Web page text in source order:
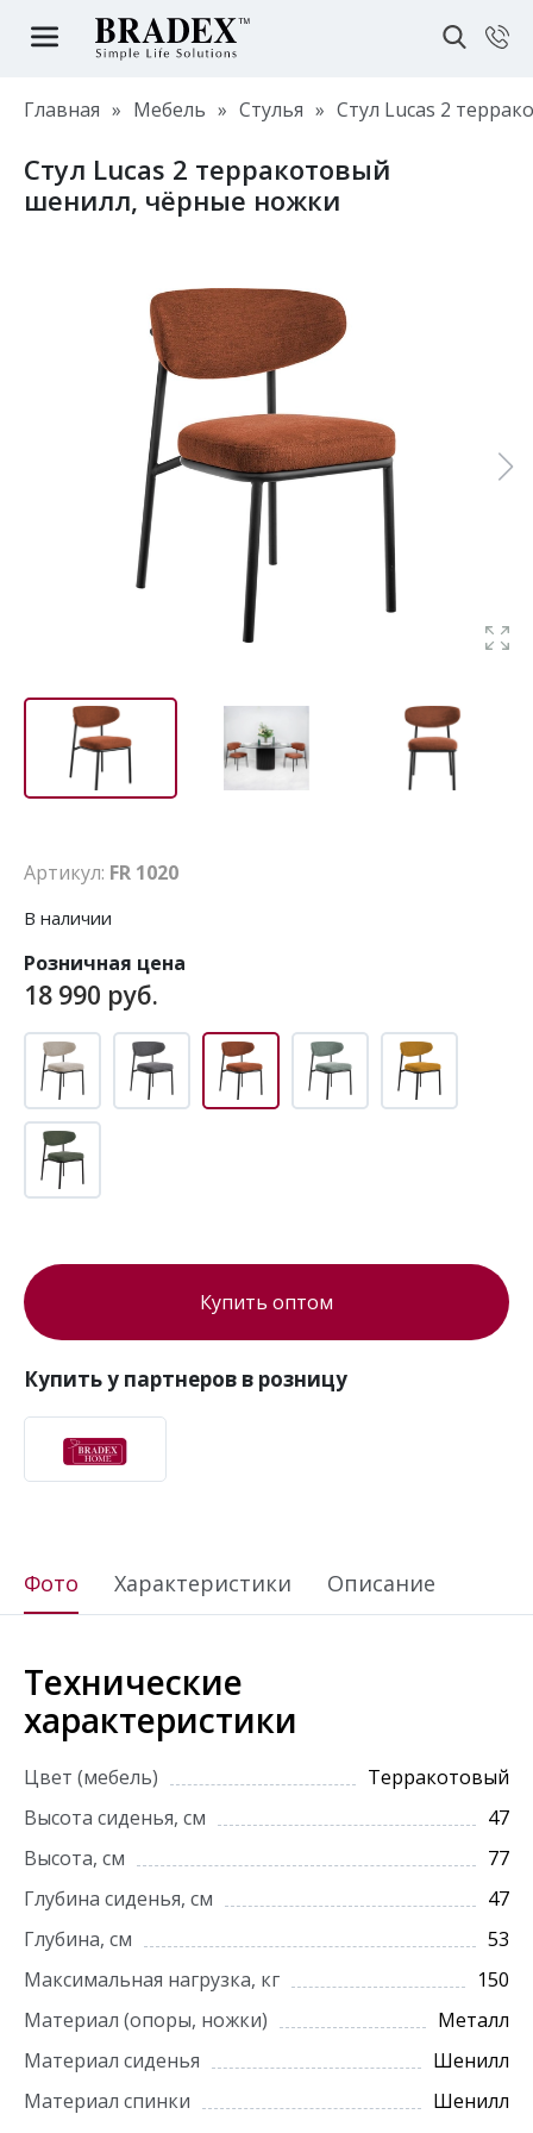
Главная » Мебель » Стулья » Стул Lucas 2
Стул Lucas 2 терракотовый
шенилл, чёрные ножки
Артикул: FR 1020
В наличии
Розничная цена
18 990 руб.
Купить оптом
Купить у партнеров в розницу
Фото Характеристики Описание
Технические
характеристики
Цвет (мебель)
Терракотовый
Высота сиденья, см
47
Высота, см
77
Глубина сиденья, см
47
Глубина, см
53
Максимальная нагрузка, кг
150
Материал (опоры, ножки)
Металл
Материал сиденья
Шенилл
Материал спинки
Шенилл